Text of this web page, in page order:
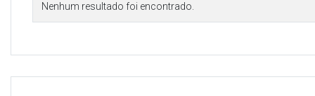
Nenhum resultado foi encontrado.